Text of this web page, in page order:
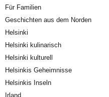
Für Familien
Geschichten aus dem Norden
Helsinki
Helsinki kulinarisch
Helsinki kulturell
Helsinkis Geheimnisse
Helsinkis Inseln
Irland